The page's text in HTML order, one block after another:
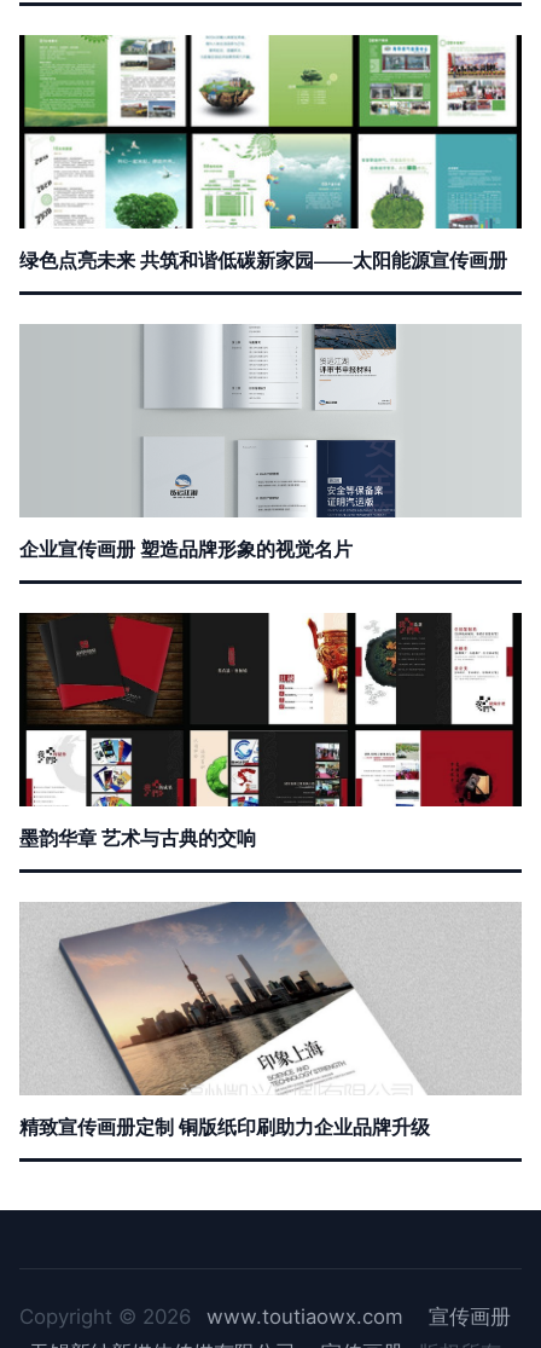
绿色点亮未来 共筑和谐低碳新家园——太阳能源宣传画册
企业宣传画册 塑造品牌形象的视觉名片
墨韵华章 艺术与古典的交响
精致宣传画册定制 铜版纸印刷助力企业品牌升级
Copyright © 2026 www.toutiaowx.com
宣传画册